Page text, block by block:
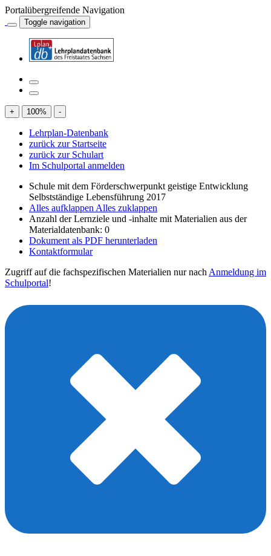
Portalübergreifende Navigation
Toggle navigation
+ 100% -
Lehrplan-Datenbank
zurück zur Startseite
zurück zur Schulart
Im Schulportal anmelden
Schule mit dem Förderschwerpunkt geistige Entwicklung
Selbstständige Lebensführung 2017
Alles aufklappen Alles zuklappen
Anzahl der Lernziele und -inhalte mit Materialien aus der
Materialdatenbank: 0
Dokument als PDF herunterladen
Kontaktformular
Zugriff auf die fachspezifischen Materialien nur nach Anmeldung im
Schulportal!